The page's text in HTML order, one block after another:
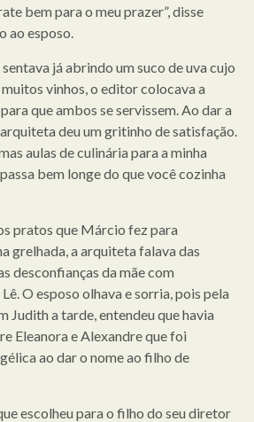
bem para o meu prazer”, disse
ao esposo.
já abrindo um suco de uva cujo
vinhos, o editor colocava a
que ambos se servissem. Ao dar a
deu um gritinho de satisfação.
aulas de culinária para a minha
bem longe do que você cozinha
pratos que Márcio fez para
grelhada, a arquiteta falava das
desconfianças da mãe com
O esposo olhava e sorria, pois pela
Judith a tarde, entendeu que havia
Eleanora e Alexandre que foi
ao dar o nome ao filho de
escolheu para o filho do seu diretor